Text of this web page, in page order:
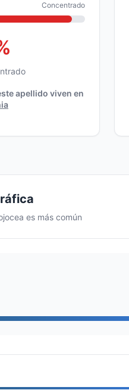
Concentrado
apellido viven en
es más común